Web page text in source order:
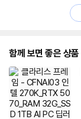
함께 보면 좋은 상품